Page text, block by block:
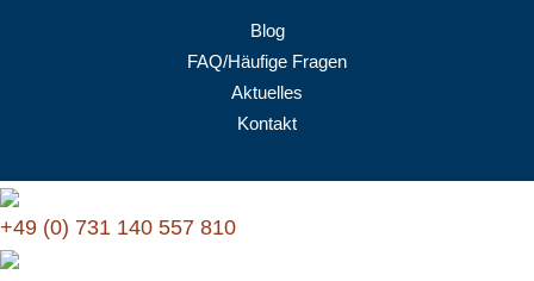
Blog
FAQ/Häufige Fragen
Aktuelles
Kontakt
+49 (0) 731 140 557 810